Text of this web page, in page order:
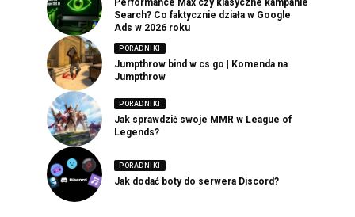
Performance Max czy klasyczne kampanie
Search? Co faktycznie działa w Google
Ads w 2026 roku
PORADNIKI
Jumpthrow bind w cs go | Komenda na
Jumpthrow
PORADNIKI
Jak sprawdzić swoje MMR w League of
Legends?
PORADNIKI
Jak dodać boty do serwera Discord?